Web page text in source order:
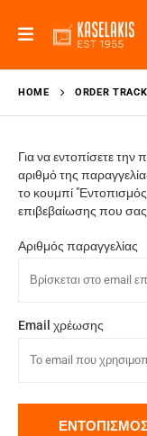
HOME ORDER
Για να εντοπίσετε την
αριθμό της
το κουμπί
επιβεβαίωσης που σας
Αριθμός παραγγελίας
Email χρέωσης